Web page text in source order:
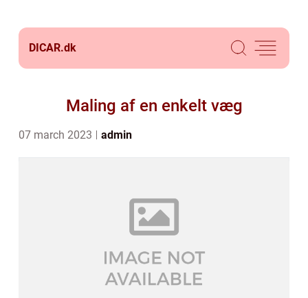
DICAR.dk
Maling af en enkelt væg
07 march 2023 admin